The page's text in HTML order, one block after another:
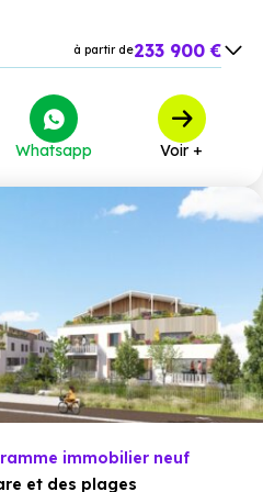
à partir de233 900 €
à partir de 395 900 €
à partir de 418 900 €
Whatsapp Voir +
immobilier neuf
et des plages